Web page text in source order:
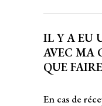
IL Y A EU
AVEC MA
QUE
En cas de